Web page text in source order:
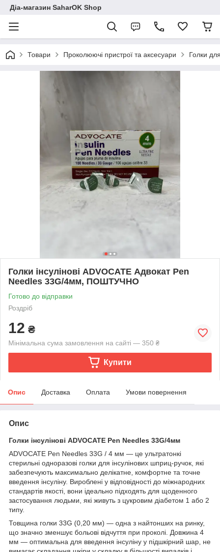
Діа-магазин SaharOK Shop
Товари Проколюючі пристрої та аксесуари Голки
Голки інсулінові ADVOCATE Адвокат Pen
Needles 33G/4мм, ПОШТУЧНО
Готово до відправки
Роздріб
12 ₴
Мінімальна сума замовлення на сайті — 350 ₴
Купити
Опис Доставка Оплата Умови повернення
Опис
Голки інсулінові ADVOCATE Pen Needles 33G/4мм
ADVOCATE Pen Needles 33G / 4 мм — це ультратонкі
стерильні одноразові голки для інсулінових шприц-ручок, які
забезпечують максимально делікатне, комфортне та точне
введення інсуліну. Вироблені у відповідності до міжнародних
стандартів якості, вони ідеально підходять для щоденного
застосування людьми, які живуть з цукровим діабетом 1 або 2
типу.
Товщина голки 33G (0,20 мм) — одна з найтонших на ринку,
що значно зменшує больові відчуття при проколі. Довжина 4
мм — оптимальна для введення інсуліну у підшкірний шар, не